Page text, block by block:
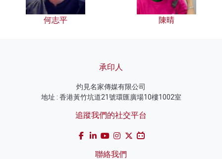
何志平 陳晴
承印人
灼見名家傳媒有限公司
地址 : 香港黃竹坑道21號環匯廣場10樓1002室
追蹤我們的社交平台
聯絡我們